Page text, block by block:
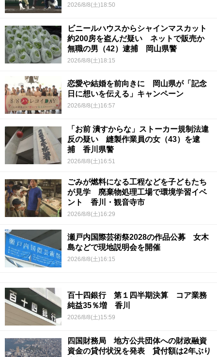
2026/8/8(土)18:50
ビニールハウスからシャインマスカット
約200房を盗んだ疑い ネットで販売か
無職の男（42）逮捕 岡山県警
2026/8/8(土)18:15
恋愛や結婚を前向きに 岡山県が「記念
日に想いを伝える」キャンペーン
2026/8/8(土)16:57
「お前 潰すからな」ストーカー規制法違
反の疑い 縫製作業員の女（43）を逮
捕 香川県警
2026/8/8(土)16:51
ごみが燃料になる工程などを子どもたち
が見学 廃棄物処理工場で環境学習イベ
ント 香川・観音寺市
2026/8/8(土)16:29
瀬戸内国際芸術祭2028の作品公募 女木
島などで現地説明会を開催
2026/8/8(土)16:15
百十四銀行 第１四半期決算 コア業務
純益35％増 香川
2026/8/8(土)15:59
四国財務局 地方公共団体への財政融資
資金の貸付状況を発表 貸付額は2年ぶり